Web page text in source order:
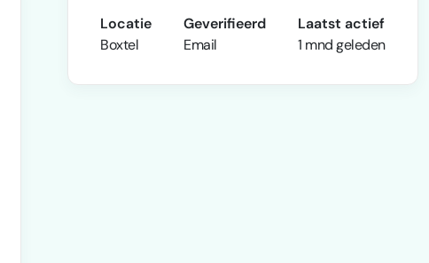
Locatie
Boxtel
Geverifieerd
Email
Laatst actief
1 mnd geleden